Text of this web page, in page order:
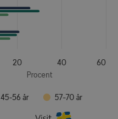
Procent
45-56 år 57-70 år
20 40 60